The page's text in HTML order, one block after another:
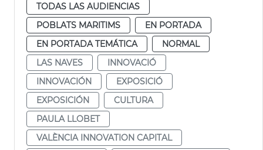
TODAS LAS AUDIENCIAS
POBLATS MARITIMS
EN PORTADA
EN PORTADA TEMÁTICA
NORMAL
LAS NAVES
INNOVACIÓ
INNOVACIÓN
EXPOSICIÓ
EXPOSICIÓN
CULTURA
PAULA LLOBET
VALÈNCIA INNOVATION CAPITAL